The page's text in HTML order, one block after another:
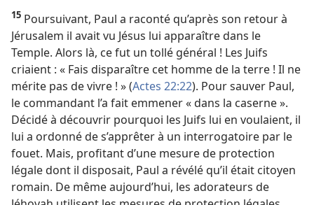
15 Poursuivant, Paul a raconté qu’après son retour à
Jérusalem il avait vu Jésus lui apparaître dans le
Temple. Alors là, ce fut un tollé général ! Les Juifs
criaient : « Fais disparaître cet homme de la terre ! Il ne
mérite pas de vivre ! » (Actes 22:22). Pour sauver Paul,
le commandant l’a fait emmener « dans la caserne ».
Décidé à découvrir pourquoi les Juifs lui en voulaient, il
lui a ordonné de s’apprêter à un interrogatoire par le
fouet. Mais, profitant d’une mesure de protection
légale dont il disposait, Paul a révélé qu’il était citoyen
romain. De même aujourd’hui, les adorateurs de